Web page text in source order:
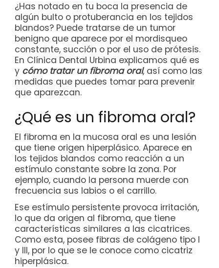
¿Has notado en tu boca la presencia de
algún bulto o protuberancia en los tejidos
blandos? Puede tratarse de un tumor
benigno que aparece por el mordisqueo
constante, succión o por el uso de prótesis.
En Clínica Dental Urbina explicamos qué es
y cómo tratar un fibroma oral, así como las
medidas que puedes tomar para prevenir
que aparezcan.
¿Qué es un fibroma oral?
El fibroma en la mucosa oral es una lesión
que tiene origen hiperplásico. Aparece en
los tejidos blandos como reacción a un
estímulo constante sobre la zona. Por
ejemplo, cuando la persona muerde con
frecuencia sus labios o el carrillo.
Ese estímulo persistente provoca irritación,
lo que da origen al fibroma, que tiene
características similares a las cicatrices.
Como esta, posee fibras de colágeno tipo I
y III, por lo que se le conoce como cicatriz
hiperplásica.